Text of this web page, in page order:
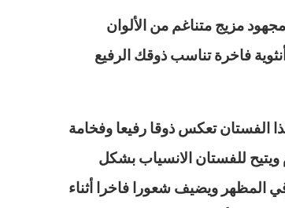
مزيج متناغم من الألوان
فاخرة تناسب ذوقك الرفيع
الفستان تعكس ذوقا رفيعا وفخامة
للفستان الانسياب بشكل
المظهر ويضيف شعورا فاخرا أثناء